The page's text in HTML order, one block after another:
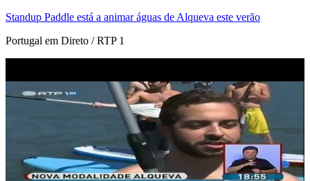
Standup Paddle está a animar águas de Alqueva este verão
Portugal em Direto / RTP 1